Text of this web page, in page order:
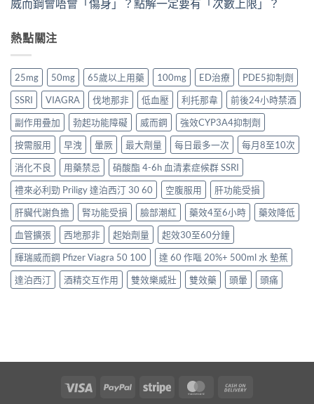
威而鋼會唔會「傷身」？點解一定要有「次數上限」？
熱點關注
25mg 50mg 65歲以上用藥 100mg ED治療
PDE5抑制劑
SSRI
VIAGRA 伐地那非 低血壓 利托那韋
前後24小時禁酒
副作用疊加
勃起功能障礙 威而鋼
強效CYP3A4抑制劑
按需服用
早洩 暈厥 最大劑量 每日最多一次
每月8至10次
消化不良
用藥禁忌
硝酸酯 4-6h 血清素症候群 SSRI
禮來必利勁 Priligy 達泊西汀 30 60
空腹服用
肝功能受損
肝臟代謝負擔
腎功能受損 臉部潮紅 藥效4至6小時
藥效降低
血管擴張
西地那非 起始劑量
起效30至60分鐘
輝瑞威而鋼 Pfizer Viagra 50 100
達 60 作嘔 20%+ 500ml 水 墊蕉
達泊西汀
酒精交互作用 雙效樂威壯 雙效藥 頭暈 頭痛
Visa PayPal Stripe MasterCard